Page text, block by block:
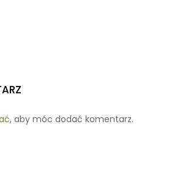
, aby móc dodać komentarz.